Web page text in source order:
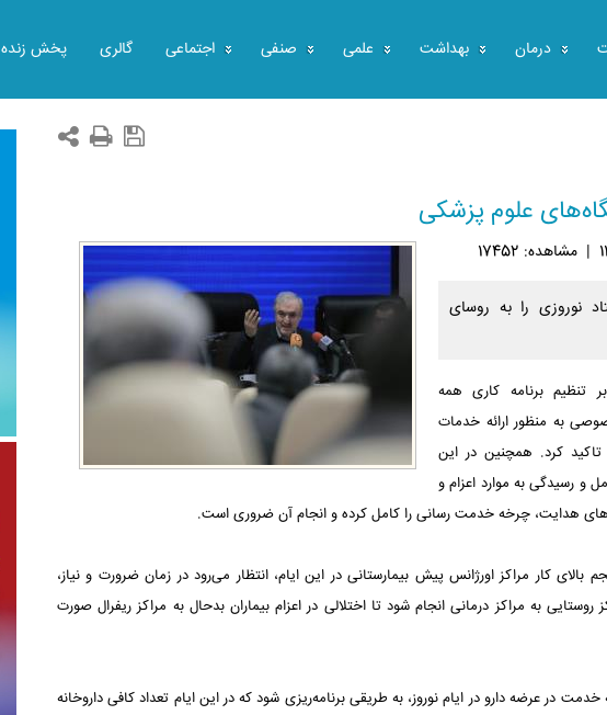
درمان بهداشت علمی صنفی اجتماعی گالری پخش زنده
علوم پزشکی
| مشاهده: 17452
نوروزی را به روسای
تنظیم برنامه کاری همه
به منظور ارائه خدمات
تاکید کرد. همچنین در این
و رسیدگی به موارد اعزام و
کار مراکز اورژانس پیش بیمارستانی در این ایام، انتظار می‌رود در زمان ضرورت و نیاز،
روستایی به مراکز درمانی انجام شود تا اختلالی در اعزام بیماران بدحال به مراکز ریفرال صورت
در عرضه دارو در ایام نوروز، به طریقی برنامه‌ریزی شود که در این ایام تعداد کافی داروخانه